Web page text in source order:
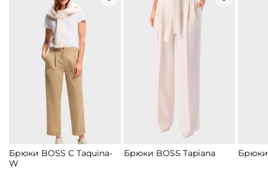
Брюки BOSS C Taquina-
W
Брюки BOSS Tapiana Брюки